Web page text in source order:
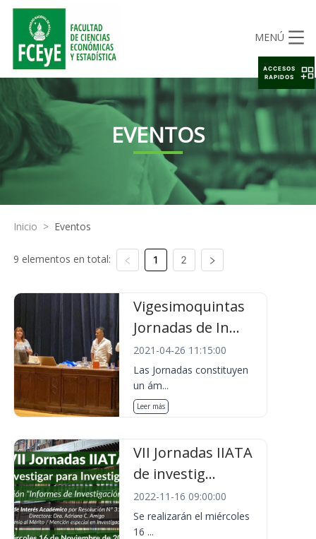
MENÚ
EVENTOS
Inicio > Eventos
9 elementos en total: 1 2
Vigesimoquintas
Jornadas de In...
2021-04-26 11:15:00
Las Jornadas constituyen
un ám...
Leer más
VII Jornadas IIATA
de investig...
2022-11-16 09:00:00
Se realizarán el miércoles
16 ...
ACCESOS
RAPIDOS